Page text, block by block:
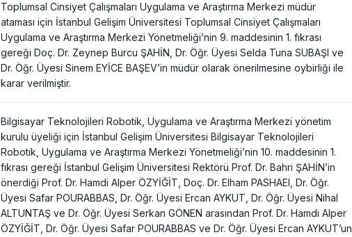
Toplumsal Cinsiyet Çalışmaları Uygulama ve Araştırma Merkezi müdür
ataması için İstanbul Gelişim Üniversitesi Toplumsal Cinsiyet Çalışmaları
Uygulama ve Araştırma Merkezi Yönetmeliği’nin 9. maddesinin 1. fıkrası
gereği Doç. Dr. Zeynep Burcu ŞAHİN, Dr. Öğr. Üyesi Selda Tuna SUBAŞI ve
Dr. Öğr. Üyesi Sinem EYİCE BAŞEV’in müdür olarak önerilmesine oybirliği ile
karar verilmiştir.
Bilgisayar Teknolojileri Robotik, Uygulama ve Araştırma Merkezi yönetim
kurulu üyeliği için İstanbul Gelişim Üniversitesi Bilgisayar Teknolojileri
Robotik, Uygulama ve Araştırma Merkezi Yönetmeliği’nin 10. maddesinin 1.
fıkrası gereği İstanbul Gelişim Üniversitesi Rektörü Prof. Dr. Bahri ŞAHİN’in
önerdiği Prof. Dr. Hamdi Alper ÖZYİĞİT, Doç. Dr. Elham PASHAEI, Dr. Öğr.
Üyesi Safar POURABBAS, Dr. Öğr. Üyesi Ercan AYKUT, Dr. Öğr. Üyesi Nihal
ALTUNTAŞ ve Dr. Öğr. Üyesi Serkan GÖNEN arasından Prof. Dr. Hamdi Alper
ÖZYİĞİT, Dr. Öğr. Üyesi Safar POURABBAS ve Dr. Öğr. Üyesi Ercan AYKUT’un